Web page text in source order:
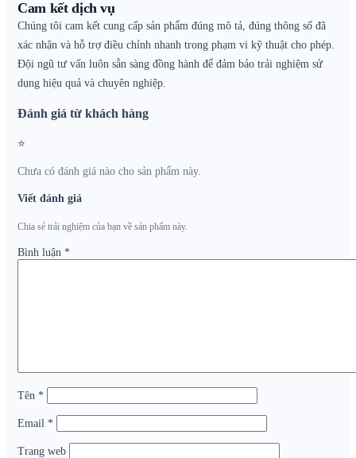
Cam kết dịch vụ
Chúng tôi cam kết cung cấp sản phẩm đúng mô tả, đúng thông số đã
xác nhận và hỗ trợ điều chỉnh nhanh trong phạm vi kỹ thuật cho phép.
Đội ngũ tư vấn luôn sẵn sàng đồng hành để đảm bảo trải nghiệm sử
dụng hiệu quả và chuyên nghiệp.
Đánh giá từ khách hàng
⭐
Chưa có đánh giá nào cho sản phẩm này.
Viết đánh giá
Chia sẻ trải nghiệm của bạn về sản phẩm này.
Bình luận *
Tên *
Email *
Trang web